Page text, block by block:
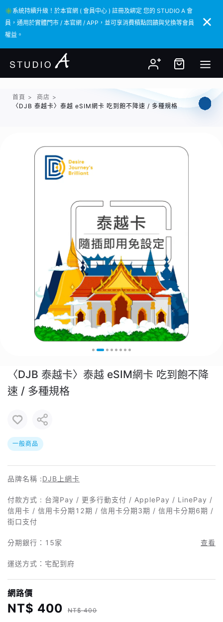
✳️系統持續升級！於本官網 ( 會員中心 ) 註冊及綁定 您的 STUDIO A 會
員，通用於實體門市 / 本官網 / APP，並可享消費積點回饋與兌換等會員
權益。
✳️系統持續升級！於本官網 ( 會員中心 ) 註冊及綁定 您的 STUDIO A 會
員，通用於實體門市 / 本官網 / APP，並可享消費積點回饋與兌換等會員
權益。
首頁 > 商店 >
〈DJB 泰越卡〉泰越 eSIM網卡 吃到飽不降速 / 多種規格
〈DJB 泰越卡〉泰越 eSIM網卡 吃到飽不降
速 / 多種規格
一般商品
品牌名稱 :DJB上網卡
付款方式 : 台灣Pay / 更多行動支付 / ApplePay / LinePay /
信用卡 / 信用卡分期12期 / 信用卡分期3期 / 信用卡分期6期 /
街口支付
分期銀行： 15家 查看
運送方式：宅配到府
網路價
NT$ 400 NT$ 400